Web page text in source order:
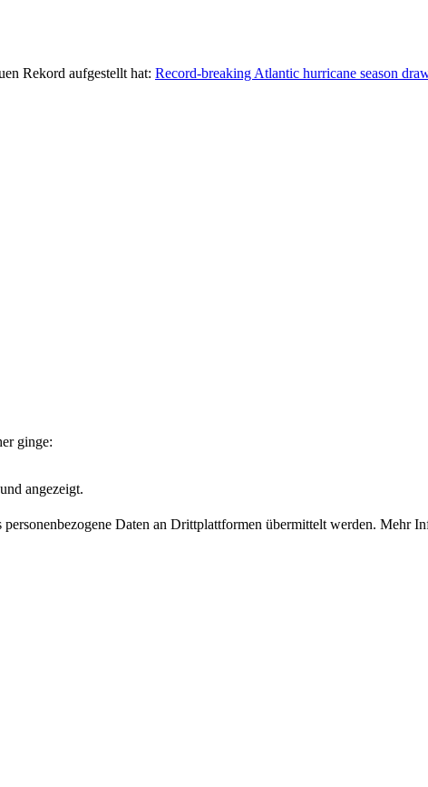
Rekord aufgestellt hat: Record-breaking Atlantic hurricane season
ginge:
angezeigt.
Daten an Drittplattformen übermittelt werden. Mehr